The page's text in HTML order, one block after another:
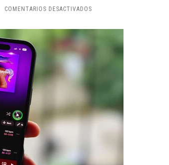
COMENTARIOS DESACTIVADOSEN
BANDA
SU
REVOLUCIÓN